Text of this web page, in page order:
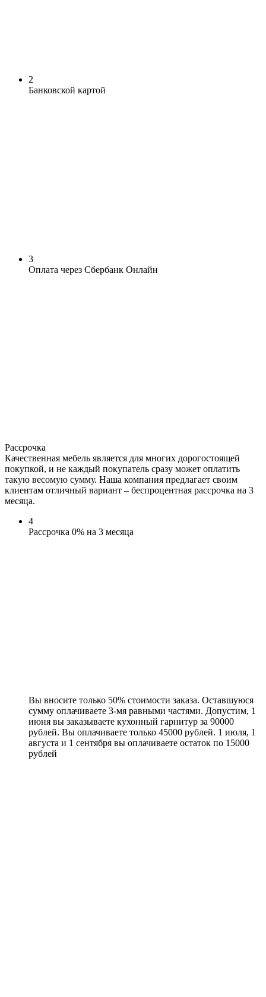
2
Банковской картой
3
Оплата через Сбербанк Онлайн
Рассрочка
Качественная мебель является для многих дорогостоящей
покупкой, и не каждый покупатель сразу может оплатить
такую весомую сумму. Наша компания предлагает своим
клиентам отличный вариант – беспроцентная рассрочка на 3
месяца.
4
Рассрочка 0% на 3 месяца
Вы вносите только 50% стоимости заказа. Оставшуюся
сумму оплачиваете 3-мя равными частями. Допустим, 1
июня вы заказываете кухонный гарнитур за 90000
рублей. Вы оплачиваете только 45000 рублей. 1 июля, 1
августа и 1 сентября вы оплачиваете остаток по 15000
рублей